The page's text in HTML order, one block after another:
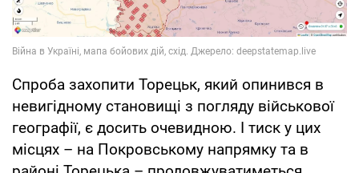
Спроба захопити Торецьк, який опинився в
невигідному становищі з погляду військової
географії, є досить очевидною. І тиск у цих
місцях – на Покровському напрямку та в